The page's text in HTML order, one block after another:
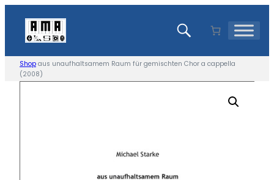
content
Shop aus unaufhaltsamem Raum für gemischten Chor a cappella
(2008)